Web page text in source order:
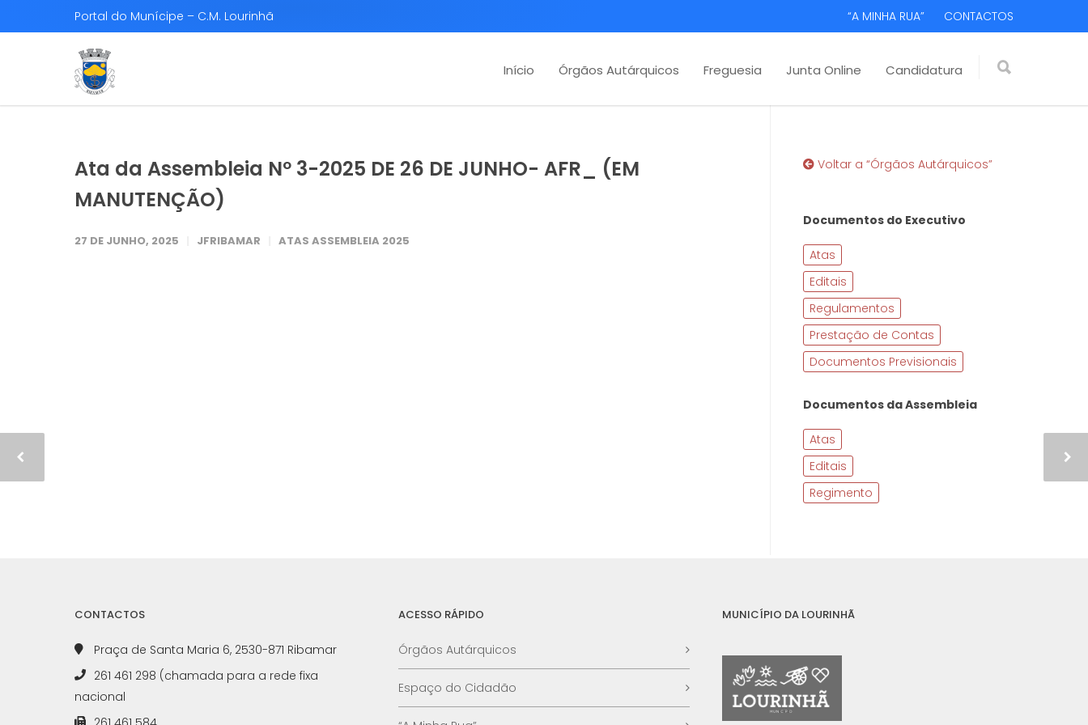
Portal do Munícipe – C.M. Lourinhã “A MINHA RUA” CONTACTOS
Início Órgãos Autárquicos Freguesia Junta Online Candidatura
Ata da Assembleia Nº 3-2025 DE 26 DE JUNHO- AFR_ (EM
MANUTENÇÃO)
27 DE JUNHO, 2025 JFRIBAMAR ATAS ASSEMBLEIA 2025
Voltar a “Órgãos Autárquicos”
Documentos do Executivo
Atas
Editais
Regulamentos
Prestação de Contas
Documentos Previsionais
Documentos da Assembleia
Atas
Editais
Regimento
CONTACTOS
Praça de Santa Maria 6, 2530-871 Ribamar
261 461 298 (chamada para a rede fixa
nacional
ACESSO RÁPIDO
Órgãos Autárquicos
Espaço do Cidadão
MUNICÍPIO DA LOURINHÃ